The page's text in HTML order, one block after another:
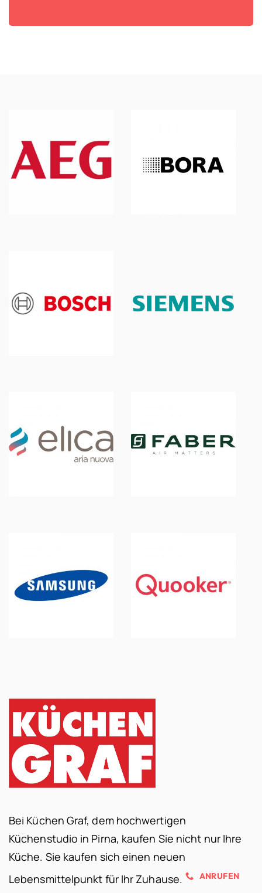
Bei Küchen Graf, dem hochwertigen
Küchenstudio in Pirna, kaufen Sie nicht nur Ihre
Küche. Sie kaufen sich einen neuen
Lebensmittelpunkt für Ihr Zuhause.
ANRUFEN